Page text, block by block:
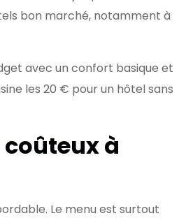
bon marché, notamment à
avec un confort basique et
les 20 € pour un hôtel sans
à
Le menu est surtout